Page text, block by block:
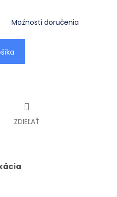
Možnosti doručenia
ZDIEĽAŤ